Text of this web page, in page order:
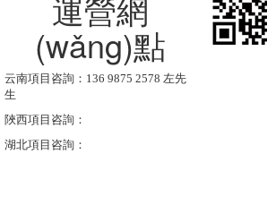
運營網
(wǎng)點
云南項目咨詢：136 9875 2578 左先
生
陜西項目咨詢：
湖北項目咨詢：